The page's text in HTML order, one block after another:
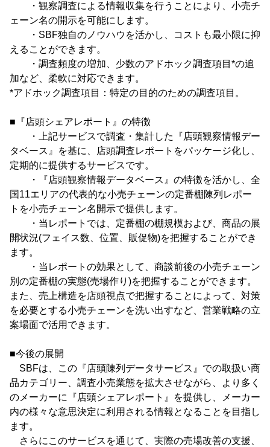
・観察調査による情報収集を行うことにより、小売チ
ェーン名の開示を可能にします。
・SBF独自のノウハウを活かし、コストも最小限に抑
えることができます。
・調査頻度の増加、少数のアドホック調査項目*の追
加など、柔軟に対応できます。
*アドホック調査項目：特定の目的のための調査項目。
■『店頭シェアレポート』の特徴
・上記サービスで調査・集計した『店頭観察情報デー
タベース』を基に、店頭調査レポートをパッケージ化し、
定期的に提供するサービスです。
・『店頭観察情報データベース』の特徴を活かし、全
国11エリアの代表的な小売チェーンの定番棚陳列レポー
トを小売チェーン名開示で提供します。
・当レポートでは、定番棚の棚規模および、商品の展
開状況(フェイス数、位置、販促物)を把握することができ
ます。
・当レポートの効果として、商談前後の小売チェーン
別の定番棚の実態(売場作り)を把握することができます。
また、売上構造を店頭視点で把握することによって、対策
を必要とする小売チェーンを洗い出すなど、営業戦略の立
案場面で活用できます。
■今後の展開
SBFは、この『店頭陳列データサービス』での取扱い商
品カテゴリー、調査小売業態を拡大させながら、より多く
のメーカーに『店頭シェアレポート』を提供し、メーカー
内の様々な意思決定に利用される情報となることを目指し
ます。
さらにこのサービスを通じて、実際の売場改善の支援、